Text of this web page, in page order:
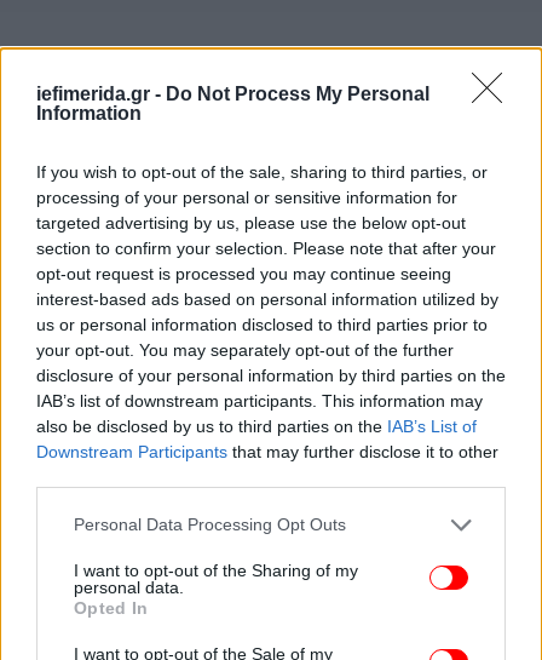
iefimerida.gr - Do Not Process My Personal
Information
If you wish to opt-out of the sale, sharing to third parties, or
processing of your personal or sensitive information for
targeted advertising by us, please use the below opt-out
section to confirm your selection. Please note that after your
opt-out request is processed you may continue seeing
interest-based ads based on personal information utilized by
us or personal information disclosed to third parties prior to
your opt-out. You may separately opt-out of the further
disclosure of your personal information by third parties on the
IAB’s list of downstream participants. This information may
also be disclosed by us to third parties on the IAB’s List of
Downstream Participants that may further disclose it to other
Please note that this website/app uses one or more Google
not limited to your visit or usage behaviour. You may click to
grant or deny consent to Google and its third-party tags to
use your data for below specified purposes in below Google
consent section.
Personal Data Processing Opt Outs
I want to opt-out of the Sharing of my
personal data.
Opted In
I want to opt-out of the Sale of my